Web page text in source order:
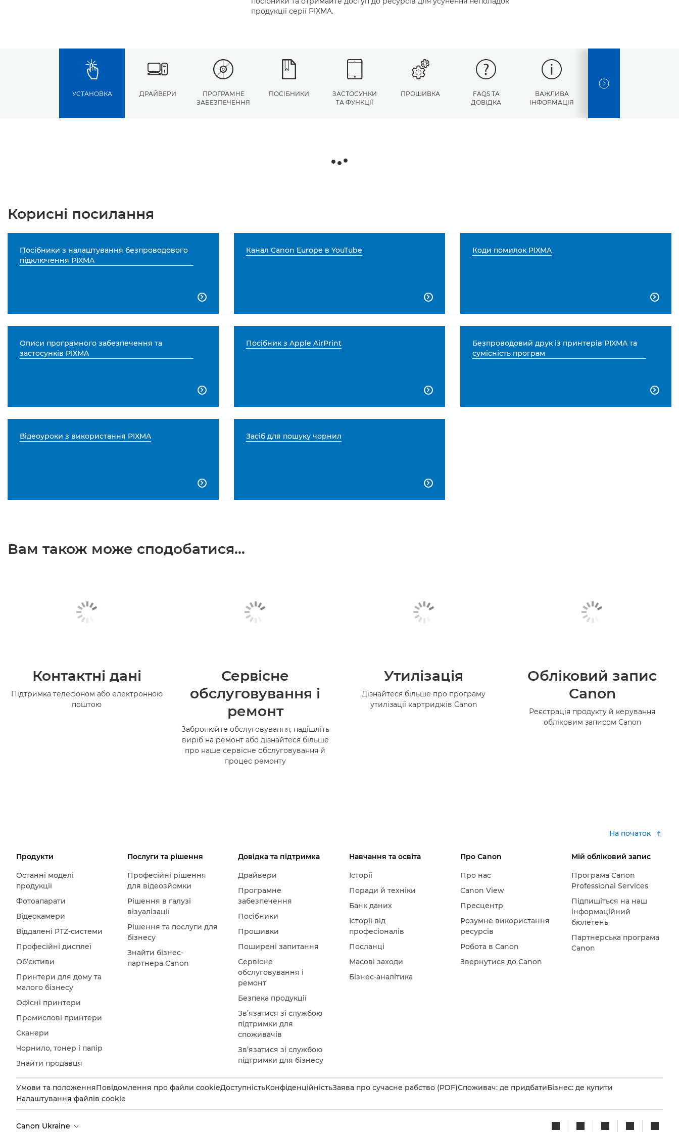
продукції серії PIXMA.
УСТАНОВКА ДРАЙВЕРИ
ПРОГРАМНЕ
ЗАБЕЗПЕЧЕННЯ
ПОСІБНИКИ
ЗАСТОСУНКИ
ТА ФУНКЦІЇ
ПРОШИВКА
FAQS ТА
ДОВІДКА
ВАЖЛИВА
ІНФОРМАЦІЯ
NEXT SLIDE
Корисні посилання
Посібники з налаштування безпроводового
підключення PIXMA

Канал Canon Europe в YouTube

Коди помилок PIXMA

Описи програмного забезпечення та
застосунків PIXMA

Посібник з Apple AirPrint

Безпроводовий друк із принтерів PIXMA та
сумісність програм

Відеоуроки з використання PIXMA

Засіб для пошуку чорнил

Вам також може сподобатися...
Контактні дані
Підтримка телефоном або електронною
поштою
Сервісне
обслуговування і
ремонт
Забронюйте обслуговування, надішліть
виріб на ремонт або дізнайтеся більше
про наше сервісне обслуговування й
процес ремонту
Утилізація
Дізнайтеся більше про програму
утилізації картриджів Canon
Обліковий запис
Canon
Реєстрація продукту й керування
обліковим записом Canon
На початок
Продукти
Останні моделі
продукції
Фотоапарати
Відеокамери
Віддалені PTZ-системи
Професійні дисплеї
Об’єктиви
Принтери для дому та
малого бізнесу
Офісні принтери
Промислові принтери
Сканери
Чорнило, тонер і папір
Знайти продавця
Послуги та рішення
Професійні рішення
для відеозйомки
Рішення в галузі
візуалізації
Рішення та послуги для
бізнесу
Знайти бізнес-
партнера Canon
Довідка та підтримка
Драйвери
Програмне
забезпечення
Посібники
Прошивки
Поширені запитання
Сервісне
обслуговування і
ремонт
Безпека продукції
Зв’язатися зі службою
підтримки для
споживачів
Зв’язатися зі службою
підтримки для бізнесу
Навчання та освіта
Історії
Поради й техніки
Банк даних
Історії від
професіоналів
Посланці
Масові заходи
Бізнес-аналітика
Про Canon
Про нас
Canon View
Пресцентр
Розумне використання
ресурсів
Робота в Canon
Звернутися до Canon
Мій обліковий запис
Програма Canon
Professional Services
Підпишіться на наш
інформаційний
бюлетень
Партнерська програма
Canon
Умови та положенняПовідомлення про файли cookieДоступністьКонфіденційністьЗаява про сучасне рабство (PDF)Споживач: де придбатиБізнес: де купити
Налаштування файлів cookie
Canon Ukraine